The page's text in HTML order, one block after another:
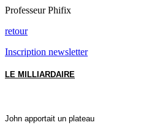
Professeur Phifix
retour
Inscription newsletter
LE MILLIARDAIRE
John apportait un plateau